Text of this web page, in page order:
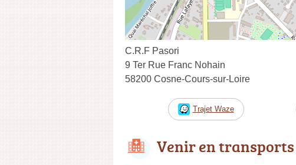
C.R.F Pasori
9 Ter Rue Franc Nohain
58200 Cosne-Cours-sur-Loire
Trajet Waze
Venir en